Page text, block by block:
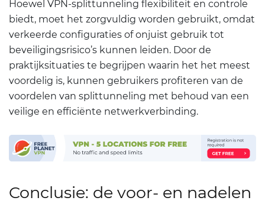
Hoewel VPN-splittunneling flexibiliteit en controle
biedt, moet het zorgvuldig worden gebruikt, omdat
verkeerde configuraties of onjuist gebruik tot
beveiligingsrisico’s kunnen leiden. Door de
praktijksituaties te begrijpen waarin het het meest
voordelig is, kunnen gebruikers profiteren van de
voordelen van splittunneling met behoud van een
veilige en efficiënte netwerkverbinding.
Conclusie: de voor- en nadelen